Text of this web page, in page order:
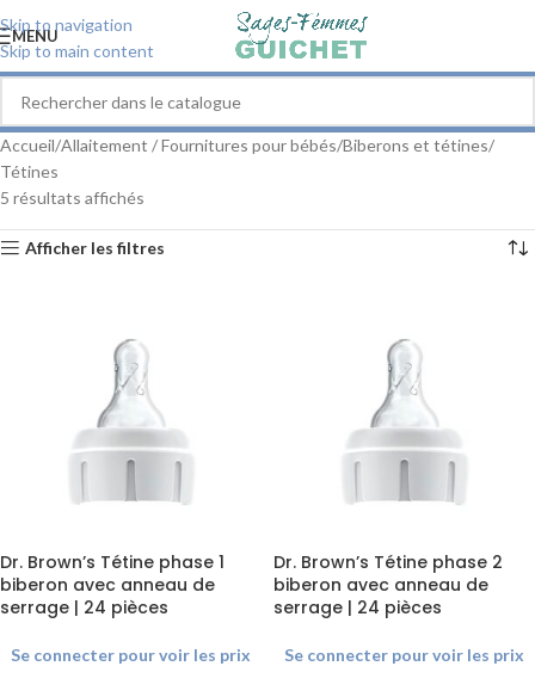
Skip to navigation
Skip to main content
MENU
Accueil Allaitement / Fournitures pour bébés Biberons et tétines
Tétines
5 résultats affichés
Afficher les filtres
Dr. Brown’s Tétine phase 1
biberon avec anneau de
serrage | 24 pièces
Se connecter pour voir les prix
Dr. Brown’s Tétine phase 2
biberon avec anneau de
serrage | 24 pièces
Se connecter pour voir les prix